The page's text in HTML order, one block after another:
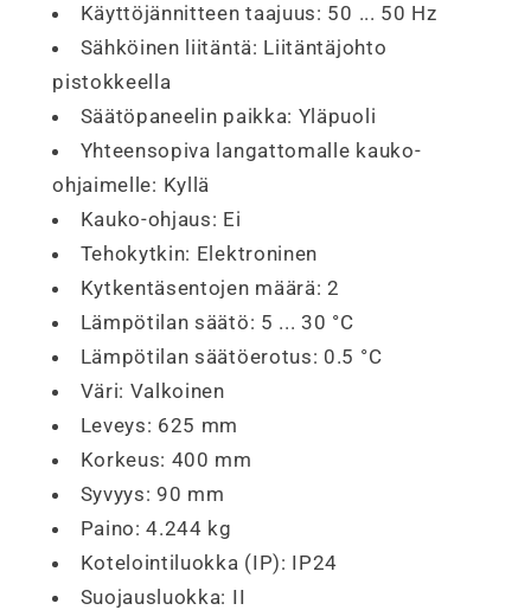
Käyttöjännitteen taajuus: 50 ... 50 Hz
Sähköinen liitäntä: Liitäntäjohto
pistokkeella
Säätöpaneelin paikka: Yläpuoli
Yhteensopiva langattomalle kauko-
ohjaimelle: Kyllä
Kauko-ohjaus: Ei
Tehokytkin: Elektroninen
Kytkentäsentojen määrä:2
Lämpötilan säätö: 5 ... 30 °C
Lämpötilan säätöerotus: 0.5 °C
Väri: Valkoinen
Leveys: 625 mm
Korkeus: 400 mm
Syvyys: 90 mm
Paino:4.244 kg
Kotelointiluokka (IP): IP24
Suojausluokka: II